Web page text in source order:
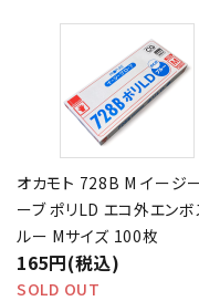
オカモト 728B M イージ
ーブ ポリLD エコ外エンボ
ルー Mサイズ 100枚
165円(税込)
SOLD OUT